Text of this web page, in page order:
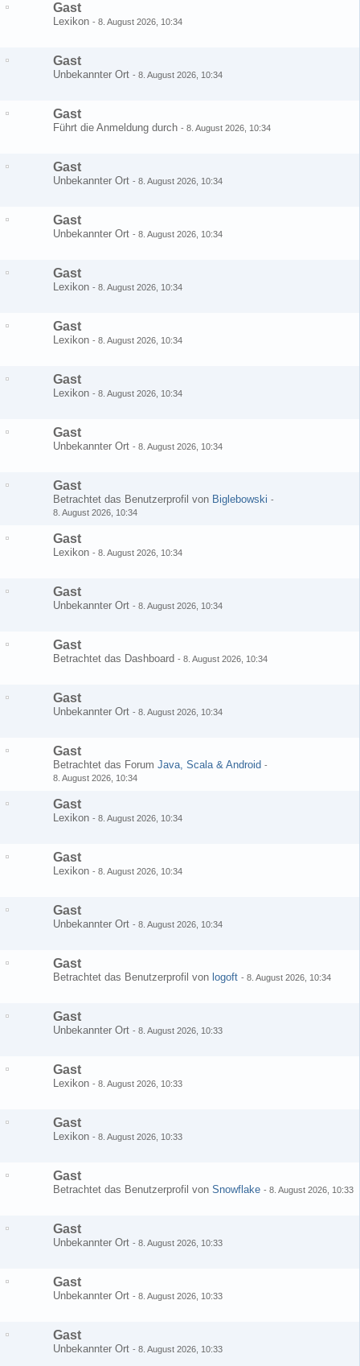
Gast
Lexikon - 8. August 2026, 10:34
Gast
Unbekannter Ort - 8. August 2026, 10:34
Gast
Führt die Anmeldung durch - 8. August 2026, 10:34
Gast
Unbekannter Ort - 8. August 2026, 10:34
Gast
Unbekannter Ort - 8. August 2026, 10:34
Gast
Lexikon - 8. August 2026, 10:34
Gast
Lexikon - 8. August 2026, 10:34
Gast
Lexikon - 8. August 2026, 10:34
Gast
Unbekannter Ort - 8. August 2026, 10:34
Gast
Betrachtet das Benutzerprofil von Biglebowski -
8. August 2026, 10:34
Gast
Lexikon - 8. August 2026, 10:34
Gast
Unbekannter Ort - 8. August 2026, 10:34
Gast
Betrachtet das Dashboard - 8. August 2026, 10:34
Gast
Unbekannter Ort - 8. August 2026, 10:34
Gast
Betrachtet das Forum Java, Scala & Android -
8. August 2026, 10:34
Gast
Lexikon - 8. August 2026, 10:34
Gast
Lexikon - 8. August 2026, 10:34
Gast
Unbekannter Ort - 8. August 2026, 10:34
Gast
Betrachtet das Benutzerprofil von logoft - 8. August 2026, 10:34
Gast
Unbekannter Ort - 8. August 2026, 10:33
Gast
Lexikon - 8. August 2026, 10:33
Gast
Lexikon - 8. August 2026, 10:33
Gast
Betrachtet das Benutzerprofil von Snowflake - 8. August 2026, 10:33
Gast
Unbekannter Ort - 8. August 2026, 10:33
Gast
Unbekannter Ort - 8. August 2026, 10:33
Gast
Unbekannter Ort - 8. August 2026, 10:33